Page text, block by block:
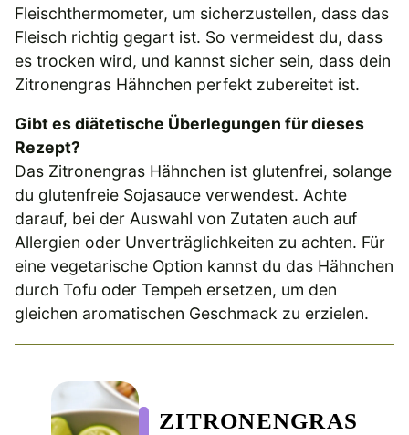
Fleischthermometer, um sicherzustellen, dass das
Fleisch richtig gegart ist. So vermeidest du, dass
es trocken wird, und kannst sicher sein, dass dein
Zitronengras Hähnchen perfekt zubereitet ist.
Gibt es diätetische Überlegungen für dieses
Rezept?
Das Zitronengras Hähnchen ist glutenfrei, solange
du glutenfreie Sojasauce verwendest. Achte
darauf, bei der Auswahl von Zutaten auch auf
Allergien oder Unverträglichkeiten zu achten. Für
eine vegetarische Option kannst du das Hähnchen
durch Tofu oder Tempeh ersetzen, um den
gleichen aromatischen Geschmack zu erzielen.
ZITRONENGRAS